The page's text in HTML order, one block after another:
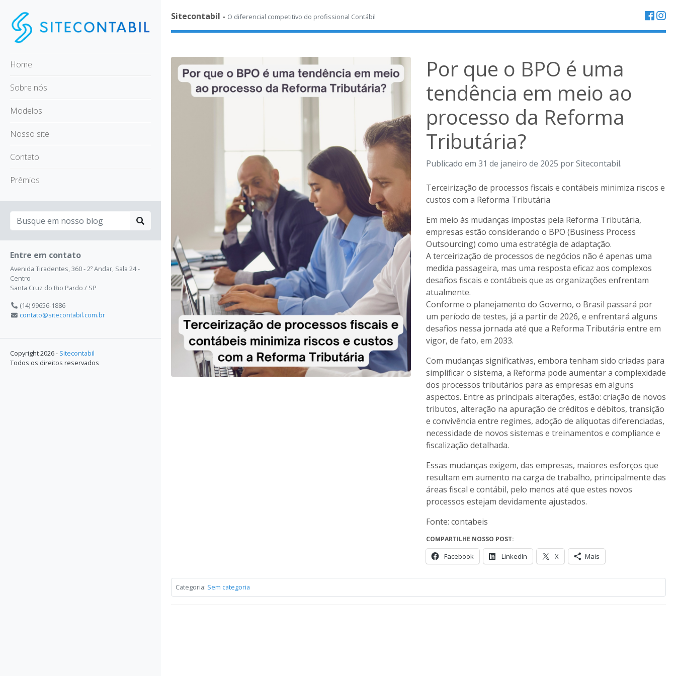
Home
Sobre nós
Modelos
Nosso site
Contato
Prêmios
Entre em contato
Avenida Tiradentes, 360 - 2º Andar, Sala 24 -
Centro
Santa Cruz do Rio Pardo / SP
(14) 99656-1886
contato@sitecontabil.com.br
Copyright 2026 - Sitecontabil
Todos os direitos reservados
Sitecontabil - O diferencial competitivo do profissional Contábil
Por que o BPO é uma
tendência em meio ao
processo da Reforma
Tributária?
Publicado em 31 de janeiro de 2025 por Sitecontabil.
Terceirização de processos fiscais e contábeis minimiza riscos e
custos com a Reforma Tributária
Em meio às mudanças impostas pela Reforma Tributária,
empresas estão considerando o BPO (Business Process
Outsourcing) como uma estratégia de adaptação.
A terceirização de processos de negócios não é apenas uma
medida passageira, mas uma resposta eficaz aos complexos
desafios fiscais e contábeis que as organizações enfrentam
atualmente.
Conforme o planejamento do Governo, o Brasil passará por
um período de testes, já a partir de 2026, e enfrentará alguns
desafios nessa jornada até que a Reforma Tributária entre em
vigor, de fato, em 2033.
Com mudanças significativas, embora tenham sido criadas para
simplificar o sistema, a Reforma pode aumentar a complexidade
dos processos tributários para as empresas em alguns
aspectos. Entre as principais alterações, estão: criação de novos
tributos, alteração na apuração de créditos e débitos, transição
e convivência entre regimes, adoção de alíquotas diferenciadas,
necessidade de novos sistemas e treinamentos e compliance e
fiscalização detalhada.
Essas mudanças exigem, das empresas, maiores esforços que
resultam em aumento na carga de trabalho, principalmente das
áreas fiscal e contábil, pelo menos até que estes novos
processos estejam devidamente ajustados.
Fonte: contabeis
COMPARTILHE NOSSO POST:
Facebook LinkedIn X Mais
Categoria: Sem categoria